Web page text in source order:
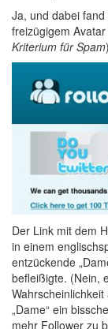
Ja, und dabei fand
freizügigem
Kriterium für Spam
Der Link mit dem
in einem
entzückende
befleißigte. (Nein,
„Dame“ ein
mehr Follower zu